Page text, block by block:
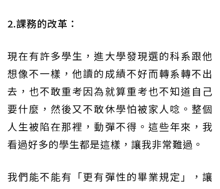
2.課務的改革：
現在有許多學生，進大學發現選的科系跟他
想像不一樣，他讀的成績不好而轉系轉不出
去，也不敢重考因為就算重考也不知道自己
要什麼，然後又不敢休學怕被家人唸。整個
人生被陷在那裡，動彈不得。這些年來，我
看過好多的學生都是這樣，讓我非常難過。
我們能不能有「更有彈性的畢業規定」，讓